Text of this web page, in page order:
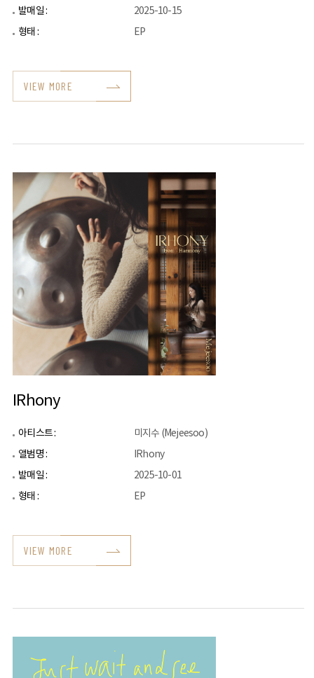
발매일 :
2025-10-15
형태 :
EP
VIEW MORE
IRhony
아티스트 :
미지수 (Mejeesoo)
앨범명 :
IRhony
발매일 :
2025-10-01
형태 :
EP
VIEW MORE